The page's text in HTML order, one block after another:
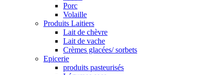
Porc
Volaille
Produits Laitiers
Lait de chèvre
Lait de vache
Crèmes glacées/ sorbets
Epicerie
produits pasteurisés